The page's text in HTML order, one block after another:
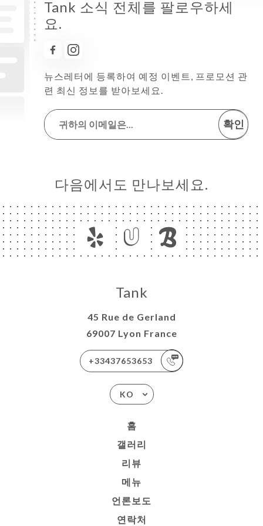
Tank 소식 전체를 팔로우하세
요.
뉴스레터에 등록하여 예정 이벤트, 프로모션 관
련 최신 정보를 받아보세요.
확인
다음에서도 만나보세요.
Tank
45 Rue de Gerland
69007 Lyon France
+33437653653
KO
홈
갤러리
리뷰
메뉴
언론보도
연락처